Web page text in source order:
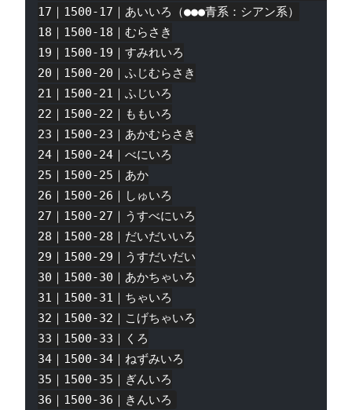
17｜1500-17｜あいいろ（●●●青系：シアン系）
18｜1500-18｜むらさき
19｜1500-19｜すみれいろ
20｜1500-20｜ふじむらさき
21｜1500-21｜ふじいろ
22｜1500-22｜ももいろ
23｜1500-23｜あかむらさき
24｜1500-24｜べにいろ
25｜1500-25｜あか
26｜1500-26｜しゅいろ
27｜1500-27｜うすべにいろ
28｜1500-28｜だいだいいろ
29｜1500-29｜うすだいだい
30｜1500-30｜あかちゃいろ
31｜1500-31｜ちゃいろ
32｜1500-32｜こげちゃいろ
33｜1500-33｜くろ
34｜1500-34｜ねずみいろ
35｜1500-35｜ぎんいろ